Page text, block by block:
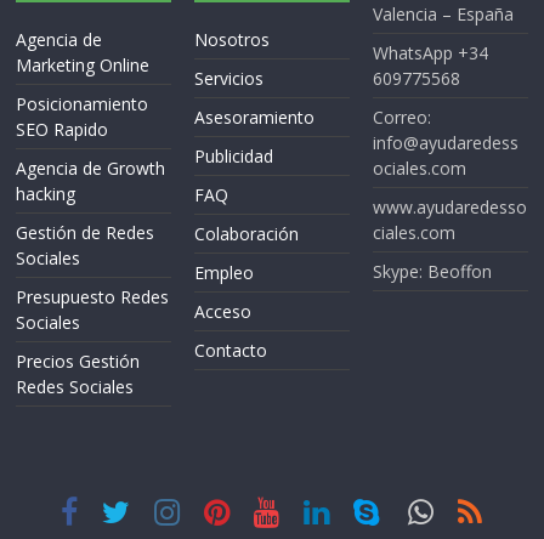
Agencia de
Marketing Online
Posicionamiento
SEO Rapido
Agencia de Growth
hacking
Gestión de Redes
Sociales
Presupuesto Redes
Sociales
Precios Gestión
Redes Sociales
Nosotros
Servicios
Asesoramiento
Publicidad
FAQ
Colaboración
Empleo
Acceso
Contacto
Valencia – España
WhatsApp +34
609775568
Correo:
info@ayudaredess
ociales.com
www.ayudaredesso
ciales.com
Skype: Beoffon